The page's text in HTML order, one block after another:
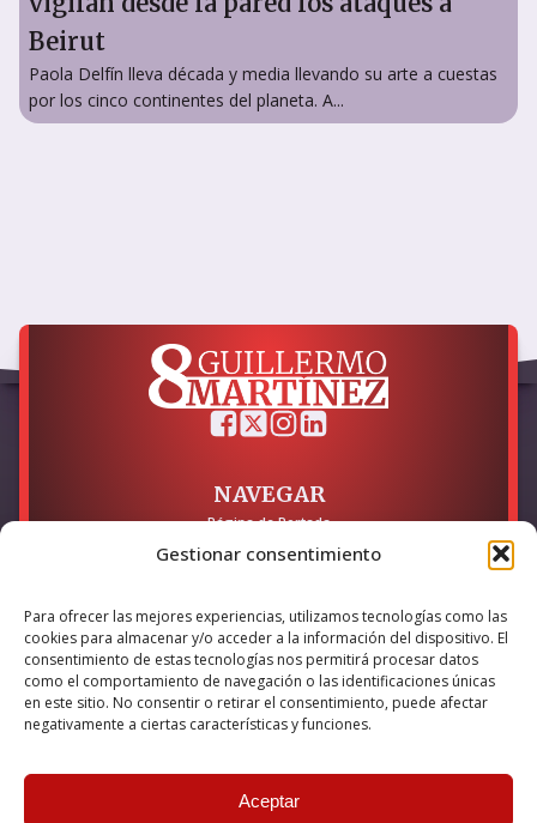
Gestionar consentimiento
Para ofrecer las mejores experiencias, utilizamos tecnologías como las
cookies para almacenar y/o acceder a la información del dispositivo. El
consentimiento de estas tecnologías nos permitirá procesar datos
como el comportamiento de navegación o las identificaciones únicas
en este sitio. No consentir o retirar el consentimiento, puede afectar
negativamente a ciertas características y funciones.
Aceptar
Beirut
Paola Delfín lleva década y media llevando su arte a cuestas
por los cinco continentes del planeta. A...
NAVEGAR
Página de Portada
LEGAL
Política de Privacidad
Política de Cookies
Accesibilidad
Esta empresa ha sido beneficiaria del bono Kit Digital y lo ha
internet, financiado por la Unión Europea – NextGeneration EU